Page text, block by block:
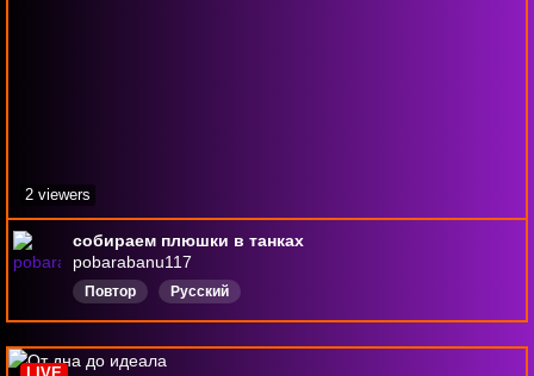
собираем плюшки в танках
pobarabanu117
Повтор Русский
2 viewers